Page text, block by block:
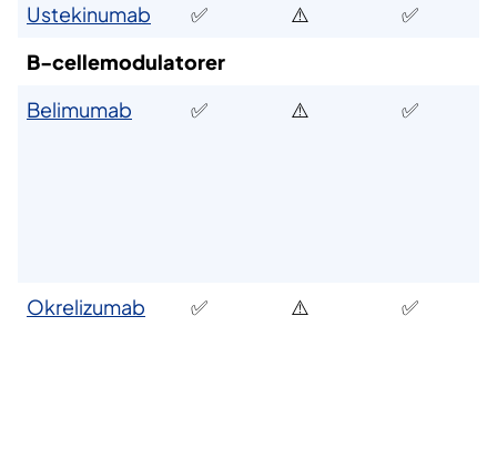
Ustekinumab
✅ ⚠️
✅
B-cellemodulatorer
Belimumab
✅ ⚠️ ✅
Okrelizumab ✅ ⚠️ ✅